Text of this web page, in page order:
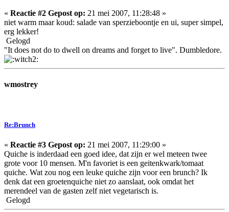
« Reactie #2 Gepost op: 21 mei 2007, 11:28:48 »
niet warm maar koud: salade van sperzieboontje en ui, super simpel,
erg lekker!
Gelogd
"It does not do to dwell on dreams and forget to live". Dumbledore.
wmostrey
Re:Brunch
« Reactie #3 Gepost op: 21 mei 2007, 11:29:00 »
Quiche is inderdaad een goed idee, dat zijn er wel meteen twee
grote voor 10 mensen. M'n favoriet is een geitenkwark/tomaat
quiche. Wat zou nog een leuke quiche zijn voor een brunch? Ik
denk dat een groetenquiche niet zo aanslaat, ook omdat het
merendeel van de gasten zelf niet vegetarisch is.
Gelogd